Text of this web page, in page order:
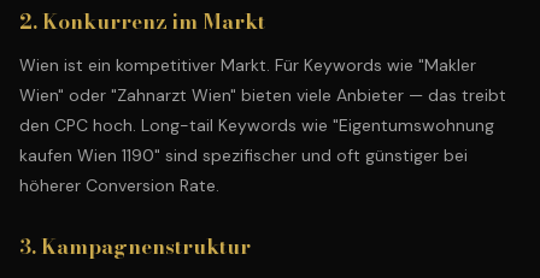
2. Konkurrenz im Markt
Wien ist ein kompetitiver Markt. Für Keywords wie "Makler
Wien" oder "Zahnarzt Wien" bieten viele Anbieter — das treibt
den CPC hoch. Long-tail Keywords wie "Eigentumswohnung
kaufen Wien 1190" sind spezifischer und oft günstiger bei
höherer Conversion Rate.
3. Kampagnenstruktur